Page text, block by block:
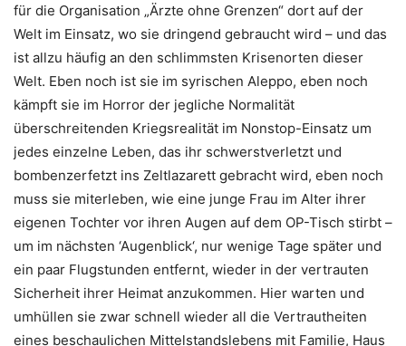
für die Organisation „Ärzte ohne Grenzen“ dort auf der
Welt im Einsatz, wo sie dringend gebraucht wird – und das
ist allzu häufig an den schlimmsten Krisenorten dieser
Welt. Eben noch ist sie im syrischen Aleppo, eben noch
kämpft sie im Horror der jegliche Normalität
überschreitenden Kriegsrealität im Nonstop-Einsatz um
jedes einzelne Leben, das ihr schwerstverletzt und
bombenzerfetzt ins Zeltlazarett gebracht wird, eben noch
muss sie miterleben, wie eine junge Frau im Alter ihrer
eigenen Tochter vor ihren Augen auf dem OP-Tisch stirbt –
um im nächsten ‘Augenblick‘, nur wenige Tage später und
ein paar Flugstunden entfernt, wieder in der vertrauten
Sicherheit ihrer Heimat anzukommen. Hier warten und
umhüllen sie zwar schnell wieder all die Vertrautheiten
eines beschaulichen Mittelstandslebens mit Familie, Haus